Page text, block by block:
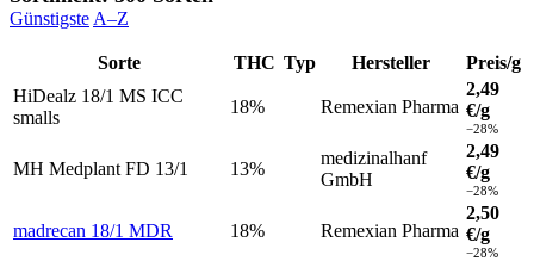
Günstigste A–Z
Sorte THC Typ Hersteller
Preis/g
HiDealz 18/1 MS ICC
smalls
18% Remexian Pharma
2,49
€/g
−28%
MH Medplant FD 13/1 13%
medizinalhanf
GmbH
2,49
€/g
−28%
madrecan 18/1 MDR 18% Remexian Pharma
2,50
€/g
−28%